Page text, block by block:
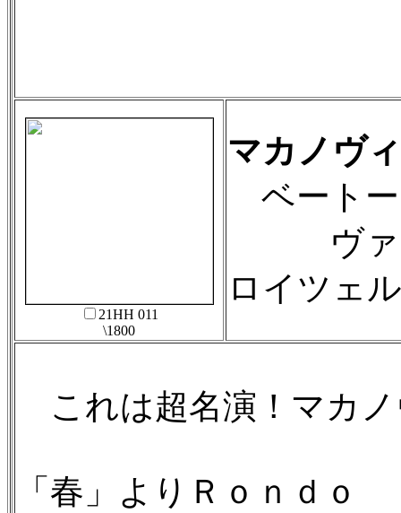
21HH 011
\1800
マカノヴ
ベート
ヴァイ
ロイツェ
これは超名演！マカノ
「春」よりＲｏｎｄｏ